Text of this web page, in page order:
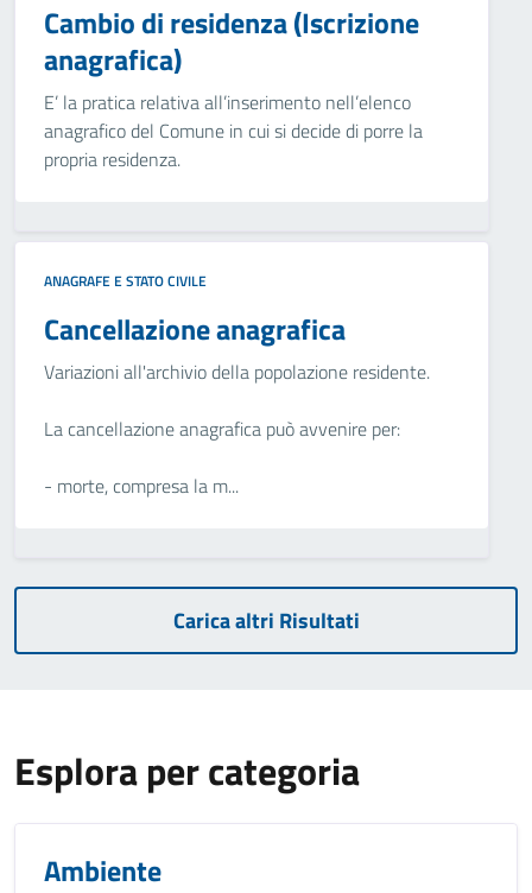
Cambio di residenza (Iscrizione
anagrafica)
E’ la pratica relativa all’inserimento nell’elenco
anagrafico del Comune in cui si decide di porre la
propria residenza.
ANAGRAFE E STATO CIVILE
Cancellazione anagrafica
Variazioni all'archivio della popolazione residente.
La cancellazione anagrafica può avvenire per:
- morte, compresa la m...
Carica altri Risultati
Esplora per categoria
Ambiente